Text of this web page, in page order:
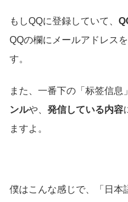
もしQQに登録していて、
QQの欄にメールアドレス
す。
また、一番下の「标签信息
ンルや、 発信している内容
ますよ。
僕はこんな感じで、「日本